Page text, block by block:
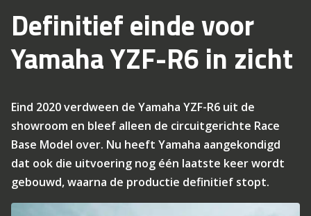
Definitief einde voor
Yamaha YZF-R6 in zicht
Eind 2020 verdween de Yamaha YZF-R6 uit de
showroom en bleef alleen de circuitgerichte Race
Base Model over. Nu heeft Yamaha aangekondigd
dat ook die uitvoering nog één laatste keer wordt
gebouwd, waarna de productie definitief stopt.